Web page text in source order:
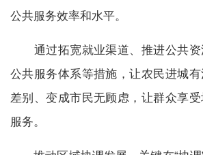
公共服务效率和水平。
通过拓宽就业渠道、推进公共资
公共服务体系等措施，让农民进城
差别、变成市民无顾虑，让群众享
服务。